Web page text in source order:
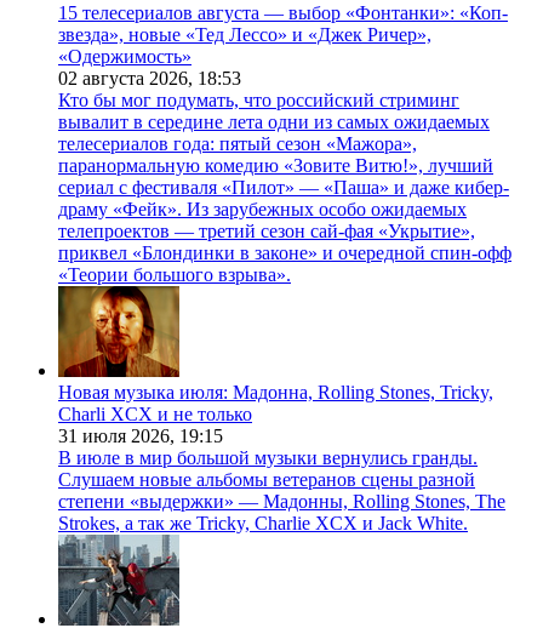
15 телесериалов августа — выбор «Фонтанки»: «Коп-
звезда», новые «Тед Лессо» и «Джек Ричер»,
«Одержимость»
02 августа 2026, 18:53
Кто бы мог подумать, что российский стриминг
вывалит в середине лета одни из самых ожидаемых
телесериалов года: пятый сезон «Мажора»,
паранормальную комедию «Зовите Витю!», лучший
сериал с фестиваля «Пилот» — «Паша» и даже кибер-
драму «Фейк». Из зарубежных особо ожидаемых
телепроектов — третий сезон сай-фая «Укрытие»,
приквел «Блондинки в законе» и очередной спин-офф
«Теории большого взрыва».
Новая музыка июля: Мадонна, Rolling Stones, Tricky,
Charli XCX и не только
31 июля 2026, 19:15
В июле в мир большой музыки вернулись гранды.
Слушаем новые альбомы ветеранов сцены разной
степени «выдержки» — Мадонны, Rolling Stones, The
Strokes, а так же Tricky, Charlie XCX и Jack White.